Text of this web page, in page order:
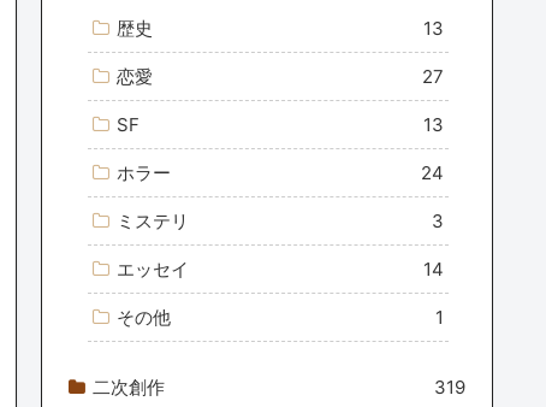
歴史 13
恋愛 27
SF 13
ホラー 24
ミステリ 3
エッセイ 14
その他 1
二次創作 319